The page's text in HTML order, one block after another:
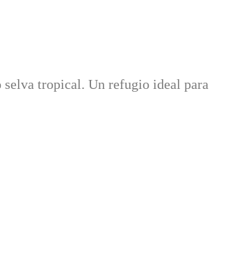
selva tropical. Un refugio ideal para